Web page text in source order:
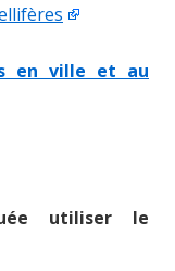
en ville et au
utiliser le